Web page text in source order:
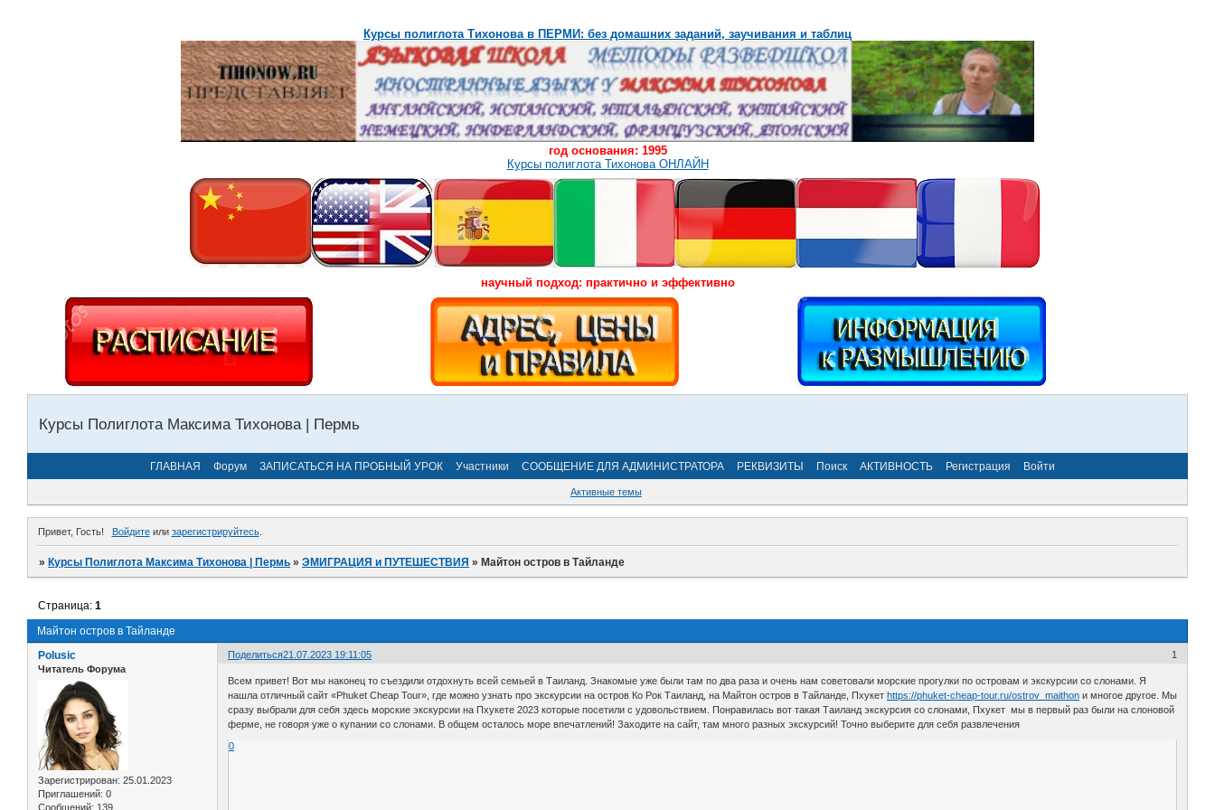
Курсы полиглота Тихонова в ПЕРМИ: без домашних заданий, заучивания и таблиц
год основания: 1995
Курсы полиглота Тихонова ОНЛАЙН
научный подход: практично и эффективно
Курсы Полиглота Максима Тихонова | Пермь
ГЛАВНАЯ Форум ЗАПИСАТЬСЯ НА ПРОБНЫЙ УРОК Участники СООБЩЕНИЕ ДЛЯ АДМИНИСТРАТОРА РЕКВИЗИТЫ Поиск АКТИВНОСТЬ Регистрация Войти
Активные темы
Привет, Гость! Войдитеили зарегистрируйтесь.
»Курсы Полиглота Максима Тихонова | Пермь »ЭМИГРАЦИЯ и ПУТЕШЕСТВИЯ »Майтон остров в Тайланде
Майтон остров в Тайланде
Страница:1
Поделиться 1
21.07.2023 19:11:05
Polusic
Читатель Форума
Зарегистрирован: 25.01.2023
Приглашений: 0
Сообщений: 139
Всем привет! Вот мы наконец то съездили отдохнуть всей семьей в Таиланд. Знакомые уже были там по два раза и очень нам советовали морские прогулки по островам и экскурсии со слонами. Я
нашла отличный сайт «Phuket Cheap Tour», где можно узнать про экскурсии на остров Ко Рок Таиланд, на Майтон остров в Тайланде, Пхукет https://phuket-cheap-tour.ru/ostrov_maithon и многое другое. Мы
сразу выбрали для себя здесь морские экскурсии на Пхукете 2023 которые посетили с удовольствием. Понравилась вот такая Таиланд экскурсия со слонами, Пхукет мы в первый раз были на слоновой
ферме, не говоря уже о купании со слонами. В общем осталось море впечатлений! Заходите на сайт, там много разных экскурсий! Точно выберите для себя развлечения
0